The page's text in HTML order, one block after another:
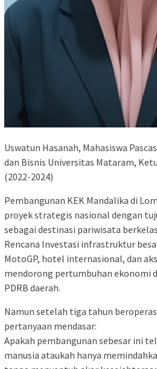
Uswatun Hasanah, Mahasiswa
dan Bisnis Universitas Mataram,
(2022-2024)
Pembangunan KEK Mandalika di
proyek strategis nasional dengan
sebagai destinasi pariwisata
Rencana Investasi infrastruktur
MotoGP, hotel internasional, dan
mendorong pertumbuhan ekonomi
PDRB daerah.
Namun setelah tiga tahun
pertanyaan mendasar:
Apakah pembangunan sebesar ini
manusia ataukah hanya